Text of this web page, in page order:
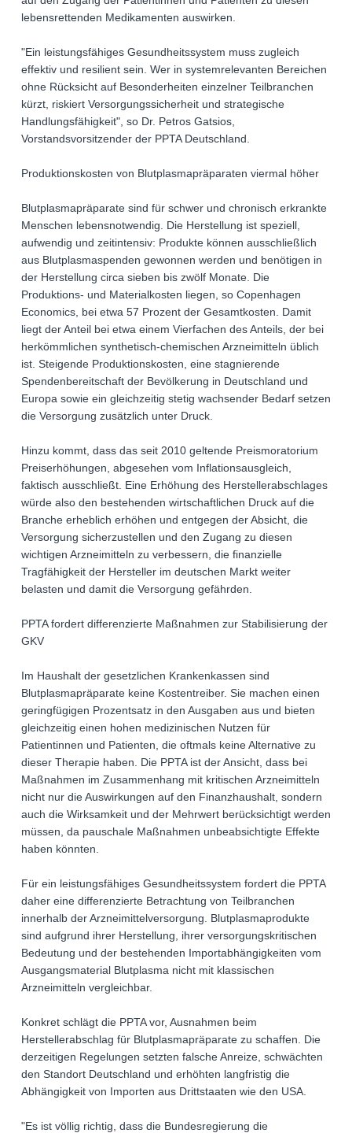
lebensrettenden Medikamenten auswirken.
"Ein leistungsfähiges Gesundheitssystem muss zugleich
effektiv und resilient sein. Wer in systemrelevanten Bereichen
ohne Rücksicht auf Besonderheiten einzelner Teilbranchen
kürzt, riskiert Versorgungssicherheit und strategische
Handlungsfähigkeit", so Dr. Petros Gatsios,
Vorstandsvorsitzender der PPTA Deutschland.
Produktionskosten von Blutplasmapräparaten viermal höher
Blutplasmapräparate sind für schwer und chronisch erkrankte
Menschen lebensnotwendig. Die Herstellung ist speziell,
aufwendig und zeitintensiv: Produkte können ausschließlich
aus Blutplasmaspenden gewonnen werden und benötigen in
der Herstellung circa sieben bis zwölf Monate. Die
Produktions- und Materialkosten liegen, so Copenhagen
Economics, bei etwa 57 Prozent der Gesamtkosten. Damit
liegt der Anteil bei etwa einem Vierfachen des Anteils, der bei
herkömmlichen synthetisch-chemischen Arzneimitteln üblich
ist. Steigende Produktionskosten, eine stagnierende
Spendenbereitschaft der Bevölkerung in Deutschland und
Europa sowie ein gleichzeitig stetig wachsender Bedarf setzen
die Versorgung zusätzlich unter Druck.
Hinzu kommt, dass das seit 2010 geltende Preismoratorium
Preiserhöhungen, abgesehen vom Inflationsausgleich,
faktisch ausschließt. Eine Erhöhung des Herstellerabschlages
würde also den bestehenden wirtschaftlichen Druck auf die
Branche erheblich erhöhen und entgegen der Absicht, die
Versorgung sicherzustellen und den Zugang zu diesen
wichtigen Arzneimitteln zu verbessern, die finanzielle
Tragfähigkeit der Hersteller im deutschen Markt weiter
belasten und damit die Versorgung gefährden.
PPTA fordert differenzierte Maßnahmen zur Stabilisierung der
GKV
Im Haushalt der gesetzlichen Krankenkassen sind
Blutplasmapräparate keine Kostentreiber. Sie machen einen
geringfügigen Prozentsatz in den Ausgaben aus und bieten
gleichzeitig einen hohen medizinischen Nutzen für
Patientinnen und Patienten, die oftmals keine Alternative zu
dieser Therapie haben. Die PPTA ist der Ansicht, dass bei
Maßnahmen im Zusammenhang mit kritischen Arzneimitteln
nicht nur die Auswirkungen auf den Finanzhaushalt, sondern
auch die Wirksamkeit und der Mehrwert berücksichtigt werden
müssen, da pauschale Maßnahmen unbeabsichtigte Effekte
haben könnten.
Für ein leistungsfähiges Gesundheitssystem fordert die PPTA
daher eine differenzierte Betrachtung von Teilbranchen
innerhalb der Arzneimittelversorgung. Blutplasmaprodukte
sind aufgrund ihrer Herstellung, ihrer versorgungskritischen
Bedeutung und der bestehenden Importabhängigkeiten vom
Ausgangsmaterial Blutplasma nicht mit klassischen
Arzneimitteln vergleichbar.
Konkret schlägt die PPTA vor, Ausnahmen beim
Herstellerabschlag für Blutplasmapräparate zu schaffen. Die
derzeitigen Regelungen setzten falsche Anreize, schwächten
den Standort Deutschland und erhöhten langfristig die
Abhängigkeit von Importen aus Drittstaaten wie den USA.
"Es ist völlig richtig, dass die Bundesregierung die